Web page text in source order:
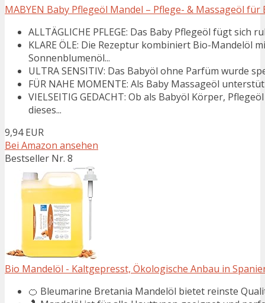
MABYEN Baby Pflegeöl Mandel – Pflege- & Massageöl
ALLTÄGLICHE PFLEGE: Das Baby Pflegeöl fügt sich
KLARE ÖLE: Die Rezeptur kombiniert Bio-Mandelöl
Sonnenblumenöl...
ULTRA SENSITIV: Das Babyöl ohne Parfüm wurde
FÜR NAHE MOMENTE: Als Baby Massageöl
VIELSEITIG GEDACHT: Ob als Babyöl Körper,
dieses...
9,94 EUR
Bei Amazon ansehen
Bestseller Nr. 8
Bio Mandelöl - Kaltgepresst, Ökologische Anbau in
🍊 Bleumarine Bretania Mandelöl bietet reinste